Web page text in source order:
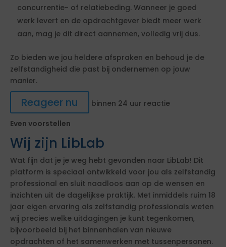
concurrentie- of relatiebeding. Wanneer je goed
werk levert en de opdrachtgever biedt meer werk
aan, mag je dit direct aannemen, volledig vrij dus.
Zo bieden we jou heldere afspraken en behoud je de
zelfstandigheid die past bij ondernemen op jouw
manier.
Reageer nu
binnen 24 uur reactie
Even voorstellen
Wij zijn LibLab
Wat fijn dat je je weg hebt gevonden naar LibLab! Dit
platform is speciaal ontwikkeld voor jou als zelfstandig
professional en sluit naadloos aan op de wensen en
inzichten uit de dagelijkse praktijk. Met inmiddels ruim 18
jaar eigen ervaring als zelfstandig professionals weten
wij precies welke uitdagingen je kunt tegenkomen,
bijvoorbeeld bij het binnenhalen van nieuwe
opdrachten of het samenwerken met tussenpersonen.